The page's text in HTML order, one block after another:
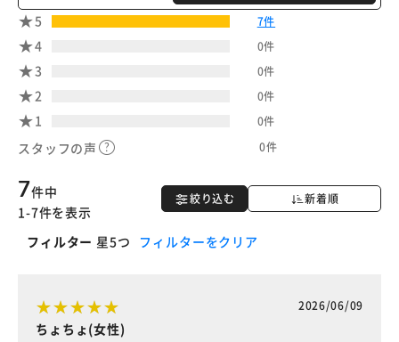
5
7件
4 0件
3 0件
2 0件
1 0件
スタッフの声 0件
絞り込む 新着順
7件中
1-7件を表示
フィルター 星5つ フィルターをクリア
2026/06/09
ちょちょ(女性)